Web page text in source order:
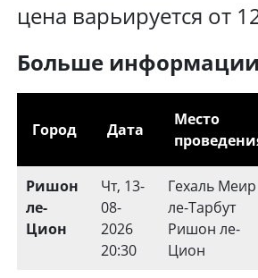
цена варьируется от
Больше
Город Дата
Место
Ришон
ле-
Цион
Чт, 13-
08-
2026
20:30
Гехаль Меир
ле-Тарбут
Ришон ле-
Цион